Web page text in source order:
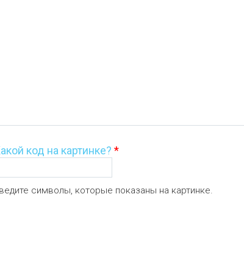
код на картинке? *
символы, которые показаны на картинке.